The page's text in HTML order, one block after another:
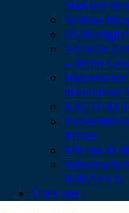
Start der
Schloss
DOM:digital
Virtuelle
– Wenn
interaktiver
EXCIT3D
Messe
Mit uns in
RIMASYS
Über uns